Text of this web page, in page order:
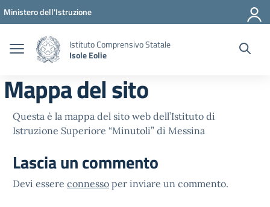
Vai ai contenuti
Vai al menu di navigazione
Vai al footer
Ministero dell'Istruzione
Istituto Comprensivo Statale
Isole Eolie
Mappa del sito
Questa è la mappa del sito web dell’Istituto di
Istruzione Superiore “Minutoli” di Messina
Lascia un commento
Devi essere connesso per inviare un commento.